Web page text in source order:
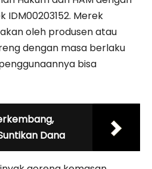
Merek
oleh produsen atau
dengan masa berlaku
bisa
Dana